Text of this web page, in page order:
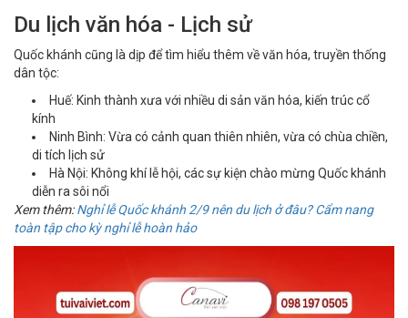
Du lịch văn hóa - Lịch sử
Quốc khánh cũng là dịp để tìm hiểu thêm về văn hóa, truyền thống
dân tộc:
Huế: Kinh thành xưa với nhiều di sản văn hóa, kiến trúc cổ
kính
Ninh Bình: Vừa có cảnh quan thiên nhiên, vừa có chùa chiền,
di tích lịch sử
Hà Nội: Không khí lễ hội, các sự kiện chào mừng Quốc khánh
diễn ra sôi nổi
Xem thêm:Nghỉ lễ Quốc khánh 2/9 nên du lịch ở đâu? Cẩm nang
toàn tập cho kỳ nghỉ lễ hoàn hảo